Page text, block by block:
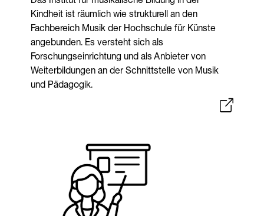
Kindheit ist räumlich wie strukturell an den
Fachbereich Musik der Hochschule für Künste
angebunden. Es versteht sich als
Forschungseinrichtung und als Anbieter von
Weiterbildungen an der Schnittstelle von Musik
und Pädagogik.